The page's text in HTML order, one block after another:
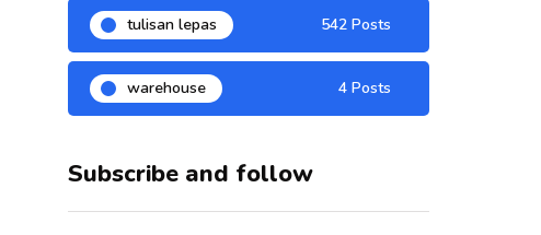
tulisan lepas 542 Posts
warehouse 4 Posts
Subscribe and follow